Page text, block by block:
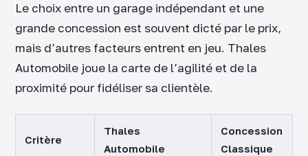
Le choix entre un garage indépendant et une
grande concession est souvent dicté par le prix,
mais d’autres facteurs entrent en jeu. Thales
Automobile joue la carte de l’agilité et de la
proximité pour fidéliser sa clientèle.
Critère
Thales
Automobile
Concession
Classique